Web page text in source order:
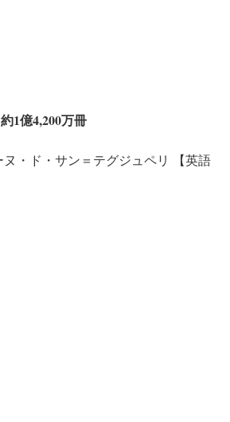
1億4,200万冊
ヌ・ド・サン＝テグジュペリ 【英語